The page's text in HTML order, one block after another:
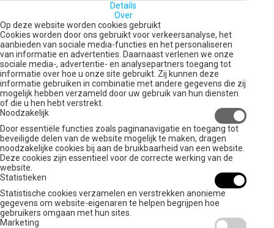
Details
Over
Op deze website worden cookies gebruikt
Cookies worden door ons gebruikt voor verkeersanalyse, het
aanbieden van sociale media-functies en het personaliseren
van informatie en advertenties. Daarnaast verlenen we onze
sociale media-, advertentie- en analysepartners toegang tot
informatie over hoe u onze site gebruikt. Zij kunnen deze
informatie gebruiken in combinatie met andere gegevens die zij
mogelijk hebben verzameld door uw gebruik van hun diensten
of die u hen hebt verstrekt.
Noodzakelijk
Door essentiële functies zoals paginanavigatie en toegang tot
beveiligde delen van de website mogelijk te maken, dragen
noodzakelijke cookies bij aan de bruikbaarheid van een website.
Deze cookies zijn essentieel voor de correcte werking van de
website.
Statistieken
Statistische cookies verzamelen en verstrekken anonieme
gegevens om website-eigenaren te helpen begrijpen hoe
gebruikers omgaan met hun sites.
Marketing